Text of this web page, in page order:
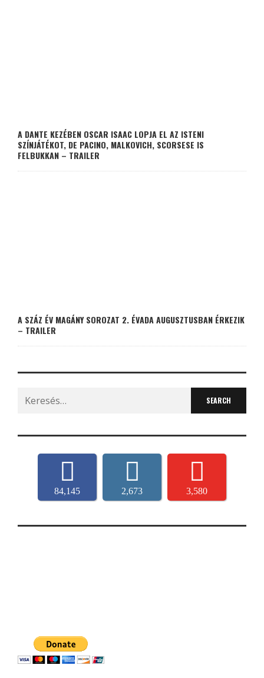
A DANTE KEZÉBEN OSCAR ISAAC LOPJA EL AZ ISTENI
SZÍNJÁTÉKOT, DE PACINO, MALKOVICH, SCORSESE IS
FELBUKKAN – TRAILER
A SZÁZ ÉV MAGÁNY SOROZAT 2. ÉVADA AUGUSZTUSBAN ÉRKEZIK
– TRAILER
Search
for:
84,145 2,673 3,580